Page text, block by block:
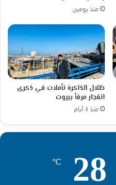
منذ يومين
ظلال الذاكرة تأملات في ذكرى
انفجار مرفأ بيروت
منذ 4 أيام
28
℃